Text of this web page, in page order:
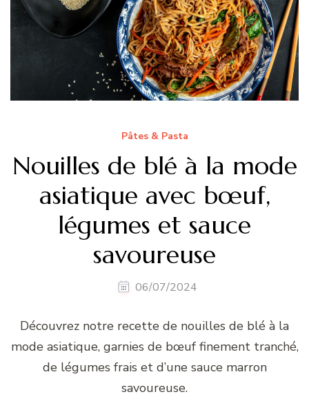
Pâtes & Pasta
Nouilles de blé à la mode
asiatique avec bœuf,
légumes et sauce
savoureuse
06/07/2024
Découvrez notre recette de nouilles de blé à la
mode asiatique, garnies de bœuf finement tranché,
de légumes frais et d’une sauce marron
savoureuse.